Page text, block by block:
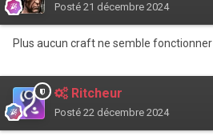
Posté 21 décembre 2024
Plus aucun craft ne semble fonctionner
Ritcheur
Posté 22 décembre 2024